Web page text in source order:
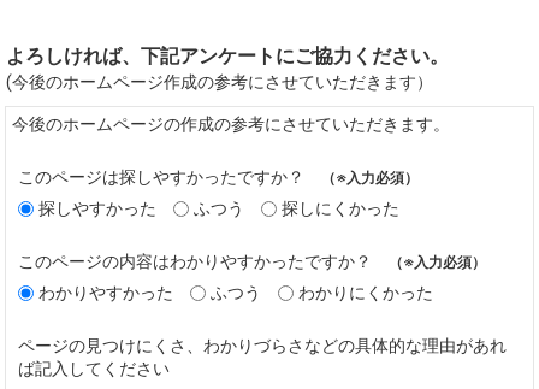
よろしければ、下記アンケートにご協力ください。
(今後のホームページ作成の参考にさせていただきます）
今後のホームページの作成の参考にさせていただきます。
このページは探しやすかったですか？ （※入力必須）
探しやすかった ふつう 探しにくかった
このページの内容はわかりやすかったですか？ （※入力必須）
わかりやすかった ふつう わかりにくかった
ページの見つけにくさ、わかりづらさなどの具体的な理由があれ
ば記入してください